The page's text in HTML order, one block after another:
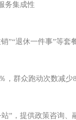
服务集成性
”“退休一件事”等
，群众跑动次数
”，提供政策咨询、